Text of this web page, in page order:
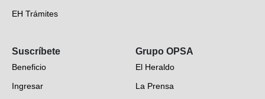
EH Trámites
EH Verifica
Fotogalerías
Deportes
Suscríbete
Beneficio
Ingresar
Grupo OPSA
El Heraldo
La Prensa